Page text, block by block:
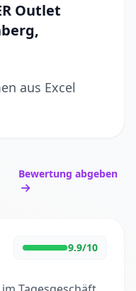
Outlet
aus Excel
Bewertung abgeben
9.9/10